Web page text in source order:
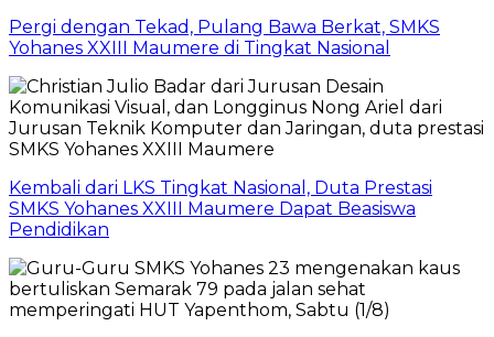
Pergi dengan Tekad, Pulang Bawa Berkat, SMKS
Yohanes XXIII Maumere di Tingkat Nasional
Kembali dari LKS Tingkat Nasional, Duta Prestasi
SMKS Yohanes XXIII Maumere Dapat Beasiswa
Pendidikan